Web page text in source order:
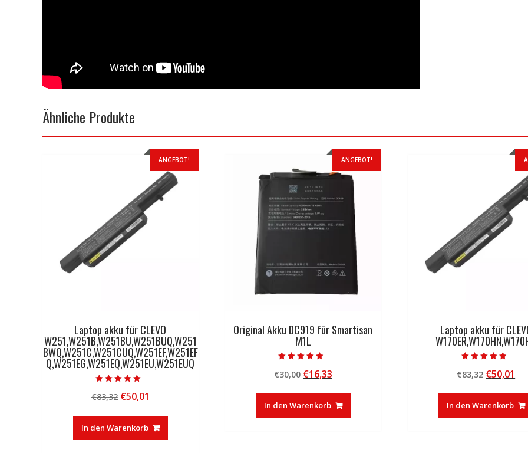
Ähnliche Produkte
ANGEBOT!
Laptop akku für CLEVO
W251,W251B,W251BU,W251BUQ,W251
BWQ,W251C,W251CUQ,W251EF,W251EF
Q,W251EG,W251EQ,W251EU,W251EUQ
5.00
von 5
€83,32 Ursprünglicher
war:
€83,32
€50,01
ist:
€50,01.
In den Warenkorb
ANGEBOT!
Original Akku DC919 für Smartisan
M1L
4.50
von 5
€30,00 Ursprünglicher
war:
€30,00
€16,33Aktueller
ist:
€16,33.
In den Warenkorb
Laptop akku für
4.50
von 5
€83,32
war:
€83,32
€50,01
ist:
In den Warenkorb